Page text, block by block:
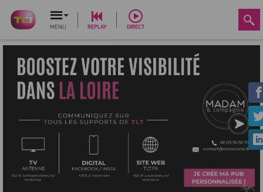
MENU REPLAY DIRECT